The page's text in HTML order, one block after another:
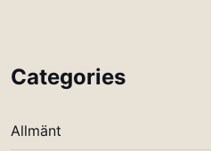
Categories
Allmänt